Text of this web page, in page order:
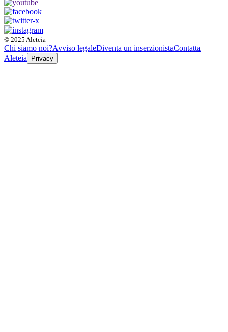
© 2025 Aleteia
Chi siamo noi?Avviso legaleDiventa un inserzionistaContatta
Aleteia
Privacy